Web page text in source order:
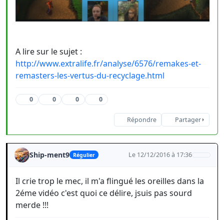
A lire sur le sujet :
http://www.extralife.fr/analyse/6576/remakes-et-
remasters-les-vertus-du-recyclage.html
0 0 0 0
Répondre Partager
Ship-ment9 Régulier Le 12/12/2016 à 17:36
Il crie trop le mec, il m'a flingué les oreilles dans la
2éme vidéo c'est quoi ce délire, jsuis pas sourd
merde !!!